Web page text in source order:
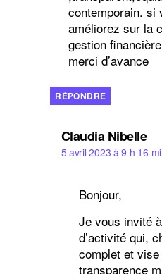
contemporain. si
améliorez sur la
gestion
merci d’avance
RÉPONDRE
Claudia Nibelledit :
5 avril 2023 à 9 h 16
Bonjour,
Je vous invité
d’activité qui,
complet et
transparence